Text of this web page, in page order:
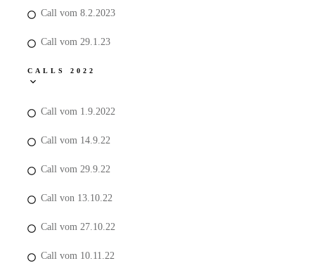
Call vom 8.2.2023
Call vom 29.1.23
CALLS 2022
Call vom 1.9.2022
Call vom 14.9.22
Call vom 29.9.22
Call von 13.10.22
Call vom 27.10.22
Call vom 10.11.22